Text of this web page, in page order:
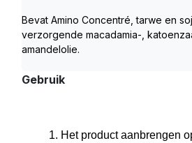
Bevat Amino Concentré, tarwe en
verzorgende macadamia-,
amandelolie.
Gebruik
Het product aanbrengen